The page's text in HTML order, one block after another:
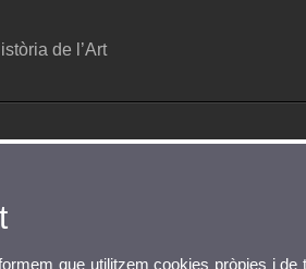
de l’Art
que utilitzem cookies pròpies i de